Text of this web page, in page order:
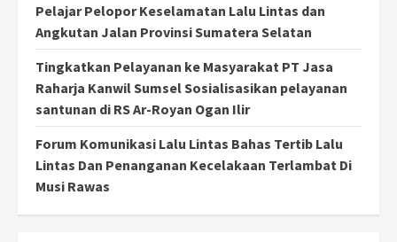
Pelajar Pelopor Keselamatan Lalu Lintas dan
Angkutan Jalan Provinsi Sumatera Selatan
Tingkatkan Pelayanan ke Masyarakat PT Jasa
Raharja Kanwil Sumsel Sosialisasikan pelayanan
santunan di RS Ar-Royan Ogan Ilir
Forum Komunikasi Lalu Lintas Bahas Tertib Lalu
Lintas Dan Penanganan Kecelakaan Terlambat Di
Musi Rawas